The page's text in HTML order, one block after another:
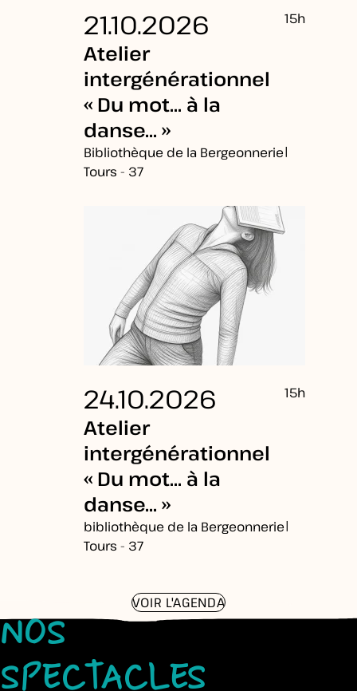
21.10.2026 15h
Atelier
intergénérationnel
« Du mot… à la
danse… »
Bibliothèque de la Bergeonnerie|
Tours - 37
24.10.2026 15h
Atelier
intergénérationnel
« Du mot… à la
danse… »
bibliothèque de la Bergeonnerie|
Tours - 37
VOIR L'AGENDA
NOS
SPECTACLES